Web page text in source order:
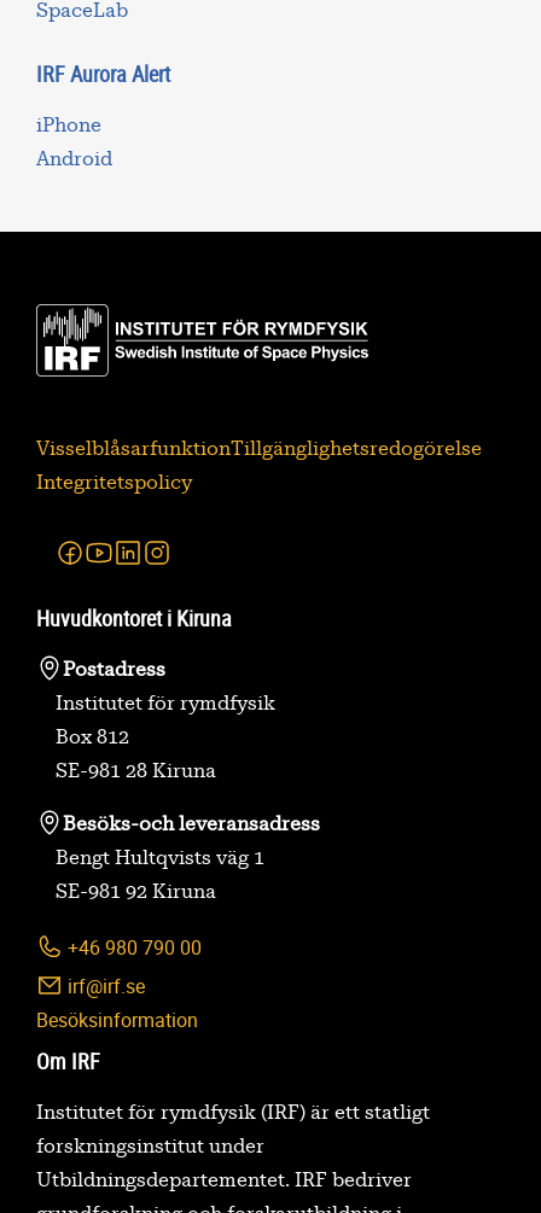
SpaceLab
IRF Aurora Alert
iPhone
Android
VisselblåsarfunktionTillgänglighetsredogörelse
Integritetspolicy
Facebook
YoutubeLinkedin
Huvudkontoret i Kiruna
Postadress
Institutet för rymdfysik
Box 812
SE-981 28 Kiruna
Besöks-och leveransadress
Bengt Hultqvists väg 1
SE-981 92 Kiruna
+46 980 790 00
irf@irf.se
Besöksinformation
Om IRF
Institutet för rymdfysik (IRF) är ett statligt
forskningsinstitut under
Utbildningsdepartementet. IRF bedriver